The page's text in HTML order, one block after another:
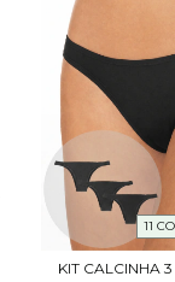
11
KIT CALCINHA